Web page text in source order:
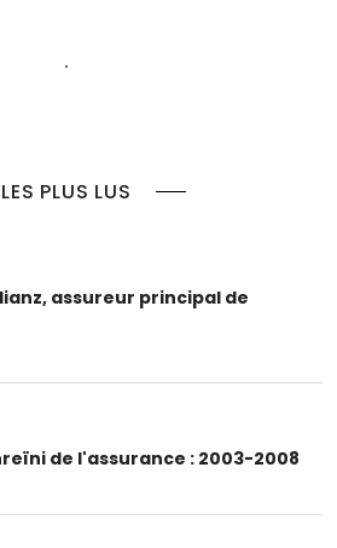
LES PLUS LUS
assureur principal de
de l'assurance : 2003-2008